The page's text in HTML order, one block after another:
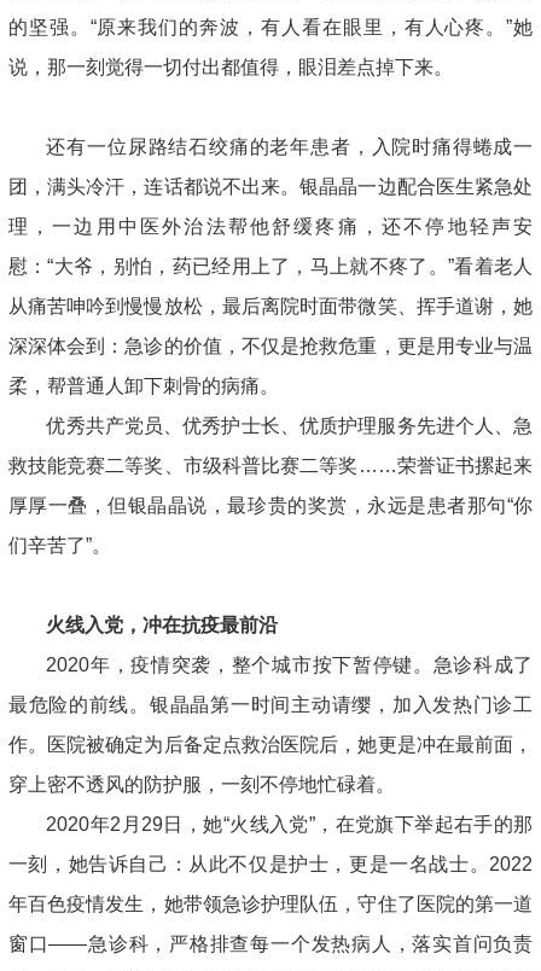
的坚强。“原来我们的奔波，有人看在眼里，有人心疼。”她
说，那一刻觉得一切付出都值得，眼泪差点掉下来。
还有一位尿路结石绞痛的老年患者，入院时痛得蜷成一
团，满头冷汗，连话都说不出来。银晶晶一边配合医生紧急处
理，一边用中医外治法帮他舒缓疼痛，还不停地轻声安
慰：“大爷，别怕，药已经用上了，马上就不疼了。”看着老人
从痛苦呻吟到慢慢放松，最后离院时面带微笑、挥手道谢，她
深深体会到：急诊的价值，不仅是抢救危重，更是用专业与温
柔，帮普通人卸下刺骨的病痛。
优秀共产党员、优秀护士长、优质护理服务先进个人、急
救技能竞赛二等奖、市级科普比赛二等奖……荣誉证书摞起来
厚厚一叠，但银晶晶说，最珍贵的奖赏，永远是患者那句“你
们辛苦了”。
火线入党，冲在抗疫最前沿
2020年，疫情突袭，整个城市按下暂停键。急诊科成了
最危险的前线。银晶晶第一时间主动请缨，加入发热门诊工
作。医院被确定为后备定点救治医院后，她更是冲在最前面，
穿上密不透风的防护服，一刻不停地忙碌着。
2020年2月29日，她“火线入党”，在党旗下举起右手的那
一刻，她告诉自己：从此不仅是护士，更是一名战士。2022
年百色疫情发生，她带领急诊护理队伍，守住了医院的第一道
窗口——急诊科，严格排查每一个发热病人，落实首问负责